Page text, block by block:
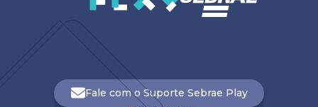
Fale com o Suporte Sebrae Play